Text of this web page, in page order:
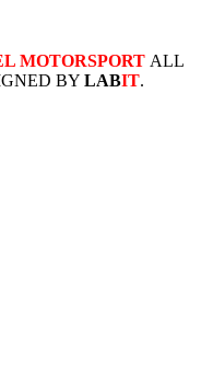
MOTORSPORT ALL
BY LABIT.